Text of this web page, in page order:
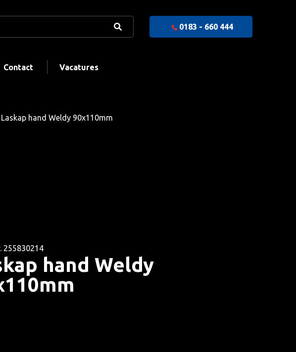
0183 - 660 444
Contact Vacatures
Laskap hand Weldy 90x110mm
255830214
hand Weldy